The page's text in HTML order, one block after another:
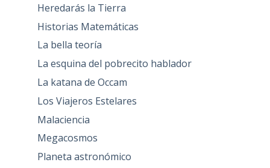
Heredarás la Tierra
Historias Matemáticas
La bella teoría
La esquina del pobrecito hablador
La katana de Occam
Los Viajeros Estelares
Malaciencia
Megacosmos
Planeta astronómico